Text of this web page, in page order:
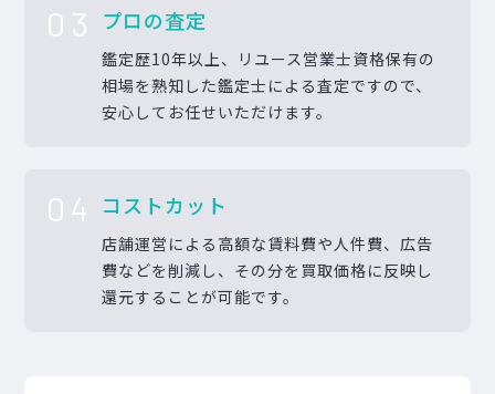
03 プロの査定
鑑定歴10年以上、リユース営業士資格保有の
相場を熟知した鑑定士による査定ですので、
安心してお任せいただけます。
04 コストカット
店舗運営による高額な賃料費や人件費、広告
費などを削減し、その分を買取価格に反映し
還元することが可能です。